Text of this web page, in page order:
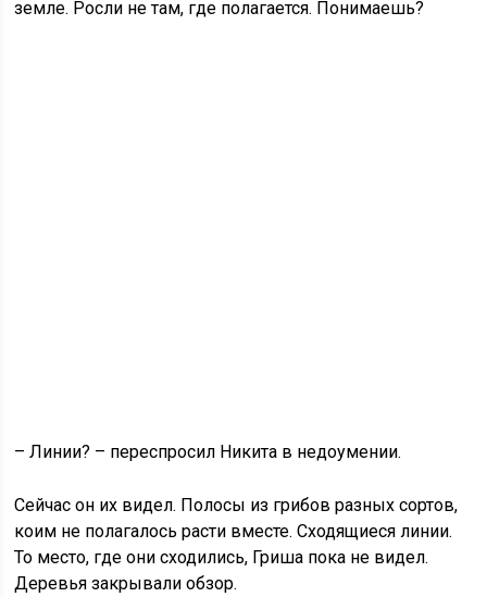
земле. Росли не там, где полагается. Понимаешь?
– Линии? – переспросил Никита в недоумении.
Сейчас он их видел. Полосы из грибов разных сортов,
коим не полагалось расти вместе. Сходящиеся линии.
То место, где они сходились, Гриша пока не видел.
Деревья закрывали обзор.